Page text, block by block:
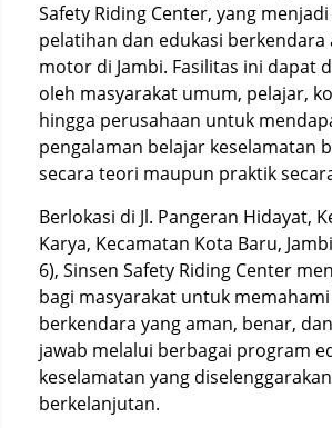
Safety Riding Center, yang
pelatihan dan edukasi berkendara
motor di Jambi. Fasilitas ini dapat
oleh masyarakat umum, pelajar,
hingga perusahaan untuk
pengalaman belajar keselamatan
secara teori maupun praktik
Berlokasi di Jl. Pangeran Hidayat,
Karya, Kecamatan Kota Baru,
6), Sinsen Safety Riding Center
bagi masyarakat untuk
berkendara yang aman, benar,
jawab melalui berbagai program
keselamatan yang
berkelanjutan.